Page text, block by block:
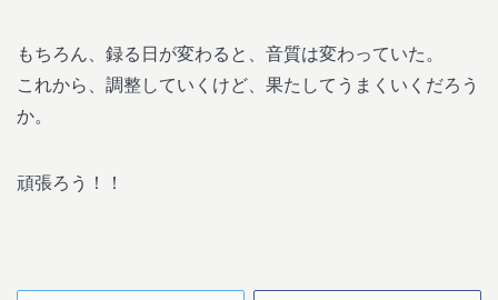
もちろん、録る日が変わると、音質は変わっていた。
これから、調整していくけど、果たしてうまくいくだろう
か。
頑張ろう！！